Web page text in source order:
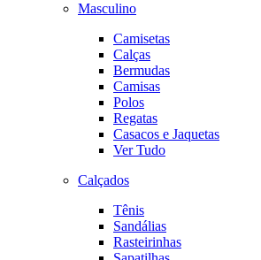
Masculino
Camisetas
Calças
Bermudas
Camisas
Polos
Regatas
Casacos e Jaquetas
Ver Tudo
Calçados
Tênis
Sandálias
Rasteirinhas